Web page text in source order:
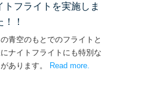
トフライトを実施しま
！！
青空のもとでのフライトと
ナイトフライトにも特別な
あります。 Read more